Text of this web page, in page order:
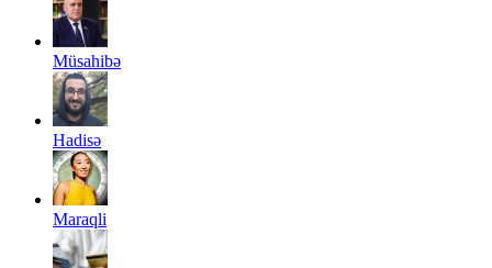
Müsahibə
Hadisə
Maraqli